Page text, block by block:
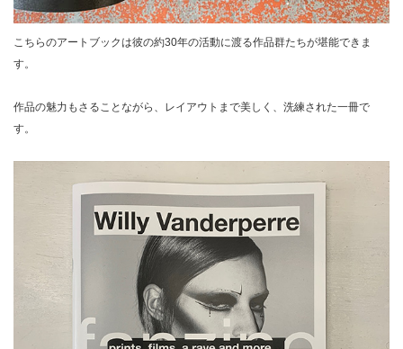
こちらのアートブックは彼の約30年の活動に渡る作品群たちが堪能できま
す。
作品の魅力もさることながら、レイアウトまで美しく、洗練された一冊で
す。